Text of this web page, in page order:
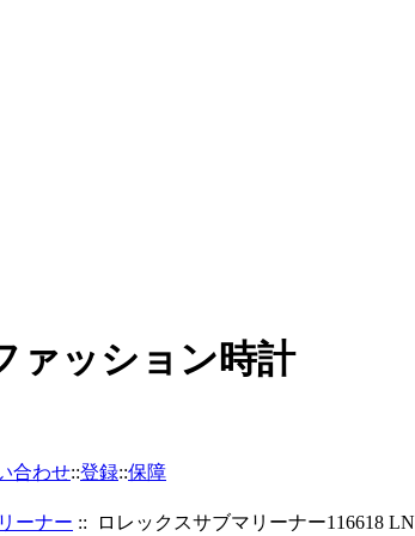
ァッション時計
合わせ::登録::保障
ーナー :: ロレックスサブマリーナー116618